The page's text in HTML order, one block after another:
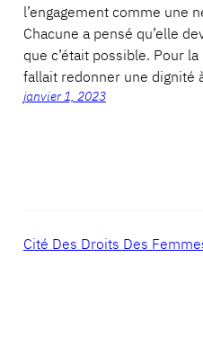
l’engagement comme une
Chacune a pensé qu’elle
que c’était possible. Pour
fallait redonner une dignité
janvier 1, 2023
Cité Des Droits Des